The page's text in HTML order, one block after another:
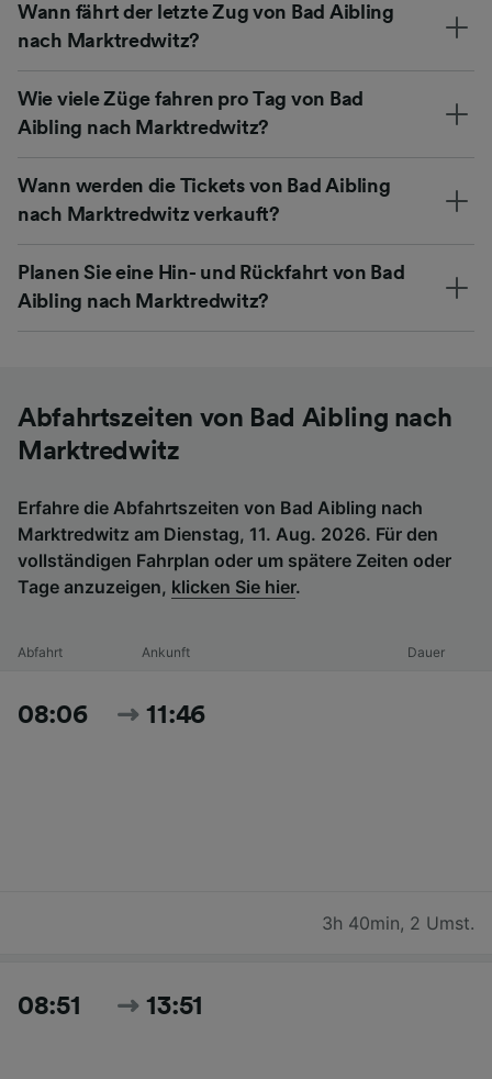
Wann fährt der letzte Zug von Bad Aibling
nach Marktredwitz?
Wie viele Züge fahren pro Tag von Bad
Aibling nach Marktredwitz?
Wann werden die Tickets von Bad Aibling
nach Marktredwitz verkauft?
Planen Sie eine Hin- und Rückfahrt von Bad
Aibling nach Marktredwitz?
Abfahrtszeiten von Bad Aibling nach
Marktredwitz
Erfahre die Abfahrtszeiten von Bad Aibling nach
Marktredwitz am Dienstag, 11. Aug. 2026. Für den
vollständigen Fahrplan oder um spätere Zeiten oder
Tage anzuzeigen, klicken Sie hier.
Abfahrt Ankunft Dauer
08:06 11:46
3h 40min, 2 Umst.
08:51 13:51